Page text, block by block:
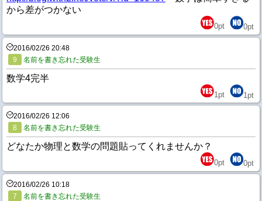
から差がつかない
0pt 0pt
2016/02/26 20:48
9
名前を書き忘れた受験生
数学4完半
1pt 1 pt
2016/02/26 12:06
8
名前を書き忘れた受験生
どなたか物理と数学の問題貼ってくれませんか？
0pt 0pt
2016/02/26 10:18
7
名前を書き忘れた受験生